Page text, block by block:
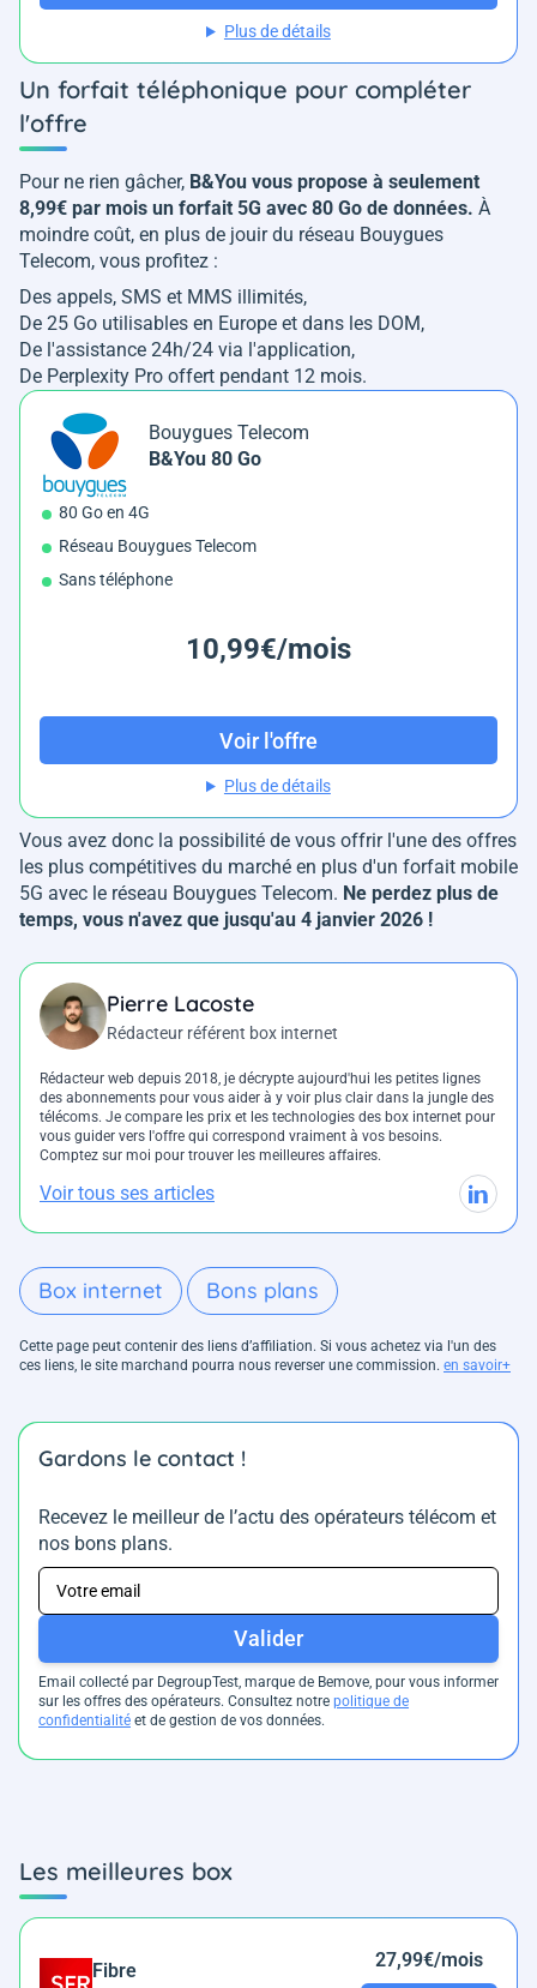
Plus de détails
Un forfait téléphonique pour compléter
l'offre
Pour ne rien gâcher, B&You vous propose à seulement
8,99€ par mois un forfait 5G avec 80 Go de données. À
moindre coût, en plus de jouir du réseau Bouygues
Telecom, vous profitez :
Des appels, SMS et MMS illimités,
De 25 Go utilisables en Europe et dans les DOM,
De l'assistance 24h/24 via l'application,
De Perplexity Pro offert pendant 12 mois.
Bouygues Telecom
B&You 80 Go
80 Go en 4G
Réseau Bouygues Telecom
Sans téléphone
10,99€/mois
Voir l'offre
Plus de détails
Vous avez donc la possibilité de vous offrir l'une des offres
les plus compétitives du marché en plus d'un forfait mobile
5G avec le réseau Bouygues Telecom. Ne perdez plus de
temps, vous n'avez que jusqu'au 4 janvier 2026 !
Pierre Lacoste
Rédacteur référent box internet
Rédacteur web depuis 2018, je décrypte aujourd'hui les petites lignes
des abonnements pour vous aider à y voir plus clair dans la jungle des
télécoms. Je compare les prix et les technologies des box internet pour
vous guider vers l'offre qui correspond vraiment à vos besoins.
Comptez sur moi pour trouver les meilleures affaires.
Voir tous ses articles
Box internet Bons plans
Cette page peut contenir des liens d’affiliation. Si vous achetez via l'un des
ces liens, le site marchand pourra nous reverser une commission. en savoir+
Gardons le contact !
Recevez le meilleur de l’actu des opérateurs télécom et
nos bons plans.
Valider
Email collecté par DegroupTest, marque de Bemove, pour vous informer
sur les offres des opérateurs. Consultez notre politique de
confidentialité et de gestion de vos données.
Les meilleures box
Fibre 27,99€/mois